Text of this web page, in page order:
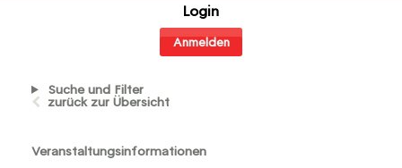
Login
Anmelden
Suche und Filter
zurück zur Übersicht
Veranstaltungsinformationen